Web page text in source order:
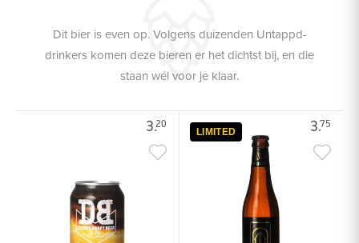
Dit bier is even op. Volgens duizenden Untappd-
drinkers komen deze bieren er het dichtst bij, en die
staan wél voor je klaar.
3.20 3.75
LIMITED